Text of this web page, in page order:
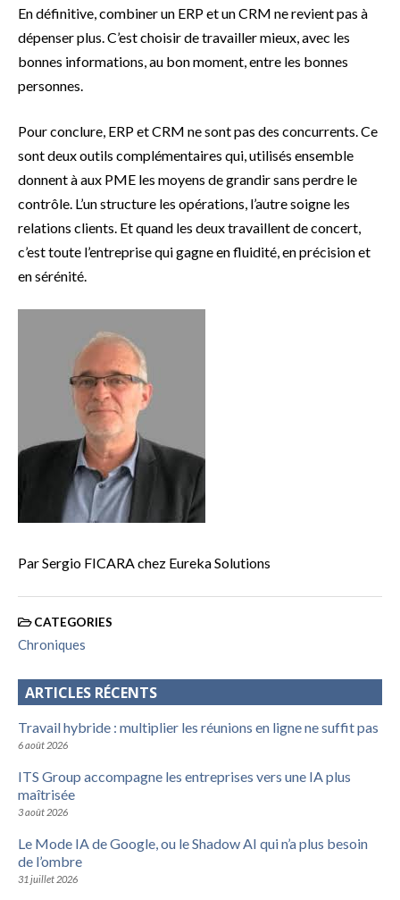
En définitive, combiner un ERP et un CRM ne revient pas à
dépenser plus. C’est choisir de travailler mieux, avec les
bonnes informations, au bon moment, entre les bonnes
personnes.
Pour conclure, ERP et CRM ne sont pas des concurrents. Ce
sont deux outils complémentaires qui, utilisés ensemble
donnent à aux PME les moyens de grandir sans perdre le
contrôle. L’un structure les opérations, l’autre soigne les
relations clients. Et quand les deux travaillent de concert,
c’est toute l’entreprise qui gagne en fluidité, en précision et
en sérénité.
Par Sergio FICARA chez Eureka Solutions
CATEGORIES
Chroniques
ARTICLES RÉCENTS
Travail hybride : multiplier les réunions en ligne ne suffit pas
6 août 2026
ITS Group accompagne les entreprises vers une IA plus
maîtrisée
3 août 2026
Le Mode IA de Google, ou le Shadow AI qui n’a plus besoin
de l’ombre
31 juillet 2026